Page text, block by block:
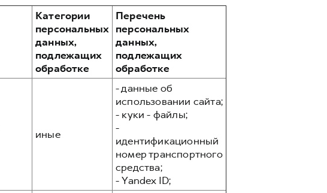
Категории
персональных
данных,
подлежащих
обработке
Перечень
персональных
данных,
подлежащих
обработке
иные
- данные об
использовании сайта;
- куки - файлы;
-
идентификационный
номер транспортного
средства;
- Yandex ID;